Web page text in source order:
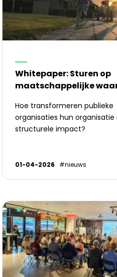
Whitepaper: Sturen op
maatschappelijke
Hoe transformeren publieke
organisaties hun organisatie
structurele impact?
01-04-2026 #nieuws